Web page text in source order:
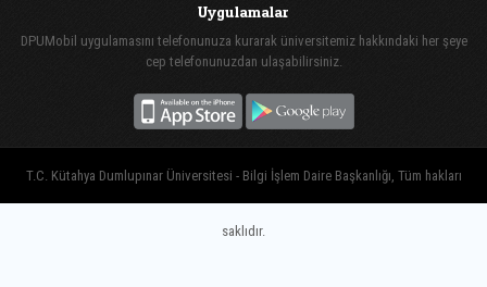
Uygulamalar
DPUMobil uygulamasını telefonunuza kurarak üniversitemiz hakkındaki her şeye
cep telefonunuzdan ulaşabilirsiniz.
T.C. Kütahya Dumlupınar Üniversitesi - Bilgi İşlem Daire Başkanlığı, Tüm hakları
saklıdır.